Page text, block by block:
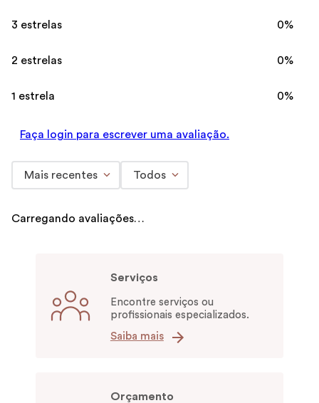
3 estrelas 0%
2 estrelas 0%
1 estrela 0%
Faça login para escrever uma avaliação.
Mais recentes Todos
Carregando avaliações…
Serviços
Encontre serviços ou
profissionais especializados.
Saiba mais
Orçamento